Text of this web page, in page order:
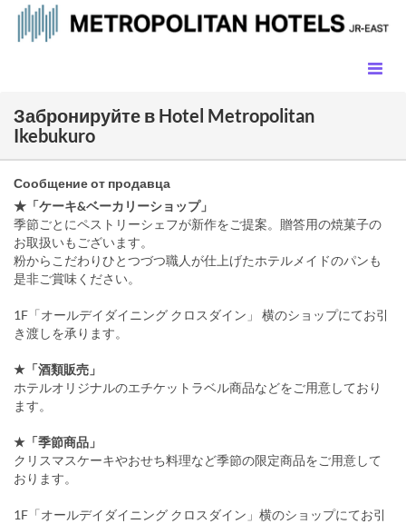
Забронируйте в Hotel Metropolitan
Ikebukuro
Сообщение от продавца
★「ケーキ&ベーカリーショップ」
季節ごとにペストリーシェフが新作をご提案。贈答用の焼菓子の
お取扱いもございます。
粉からこだわりひとつづつ職人が仕上げたホテルメイドのパンも
是非ご賞味ください。
1F「オールデイダイニング クロスダイン」 横のショップにてお引
き渡しを承ります。
★「酒類販売」
ホテルオリジナルのエチケットラベル商品などをご用意しており
ます。
★「季節商品」
クリスマスケーキやおせち料理など季節の限定商品をご用意して
おります。
1F「オールデイダイニング クロスダイン」横のショップにてお引